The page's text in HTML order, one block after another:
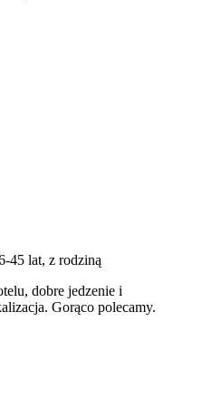
45 lat, z rodziną
dobre jedzenie i
Gorąco polecamy.